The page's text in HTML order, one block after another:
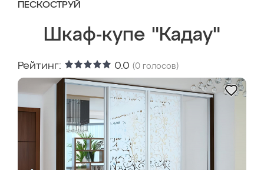
ПЕСКОСТРУЙ
Шкаф-купе "Кадау"
Рейтинг: 0.0 (0 голосов)